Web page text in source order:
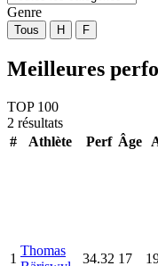
Genre
Tous H F
Meilleures
TOP 100
2 résultats
#
Athlète Perf Âge
1
Thomas
34.32 17